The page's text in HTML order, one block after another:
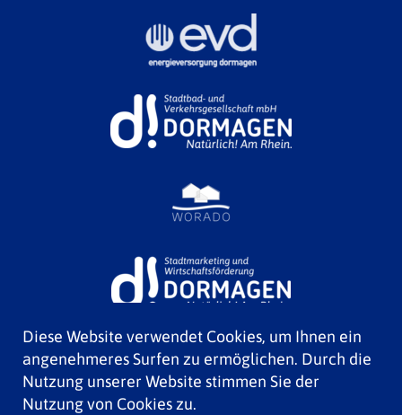
Diese Website verwendet Cookies, um Ihnen ein
angenehmeres Surfen zu ermöglichen. Durch die
Nutzung unserer Website stimmen Sie der
Nutzung von Cookies zu.